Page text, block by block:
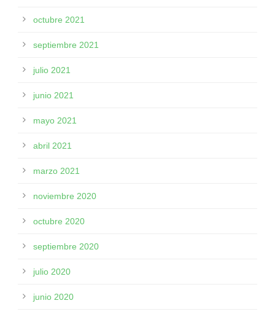
octubre 2021
septiembre 2021
julio 2021
junio 2021
mayo 2021
abril 2021
marzo 2021
noviembre 2020
octubre 2020
septiembre 2020
julio 2020
junio 2020